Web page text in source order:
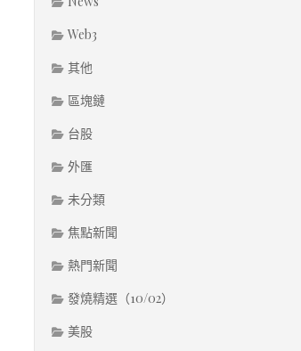
Web3
其他
區塊鏈
台股
外匯
未分類
焦點新聞
熱門新聞
發燒精選（10/02）
美股